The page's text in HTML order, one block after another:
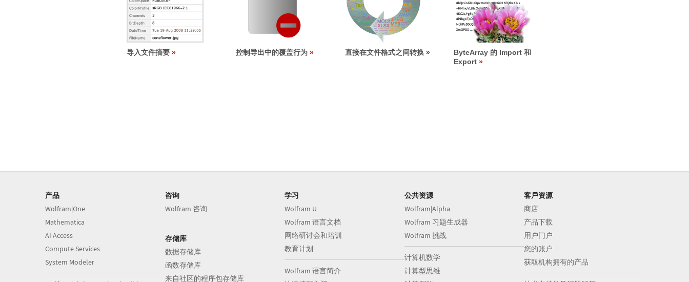
导入文件摘要 控制导出中的覆盖行为 直接在文件格式之间转换
ByteArray 的 Import 和
Export
产品
Wolfram|One
Mathematica
AI Access
Compute Services
System Modeler
咨询
Wolfram 咨询
存储库
数据存储库
函数存储库
来自社区的程序包存储库
学习
Wolfram U
Wolfram 语言文档
网络研讨会和培训
教育计划
Wolfram 语言简介
公共资源
Wolfram|Alpha
Wolfram 习题生成器
Wolfram 挑战
计算机数学
计算型思维
客戶资源
商店
产品下载
用户门户
您的账户
获取机构拥有的产品